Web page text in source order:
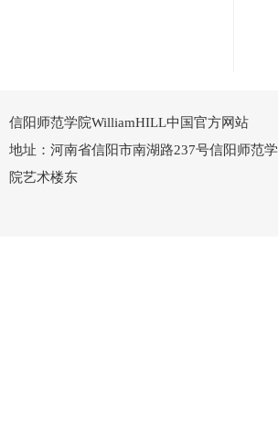
信阳师范学院WilliamHILL中国官方网站
地址：河南省信阳市南湖路237号信阳师范学
院艺术楼东